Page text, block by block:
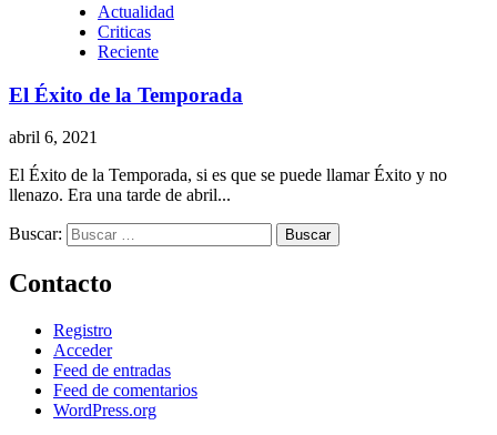
Actualidad
Criticas
Reciente
El Éxito de la Temporada
abril 6, 2021
El Éxito de la Temporada, si es que se puede llamar Éxito y no
llenazo. Era una tarde de abril...
Buscar:
Contacto
Registro
Acceder
Feed de entradas
Feed de comentarios
WordPress.org